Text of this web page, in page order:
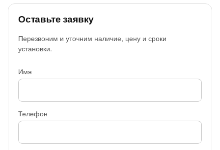
Оставьте заявку
Перезвоним и уточним наличие, цену и сроки
установки.
Имя
Телефон